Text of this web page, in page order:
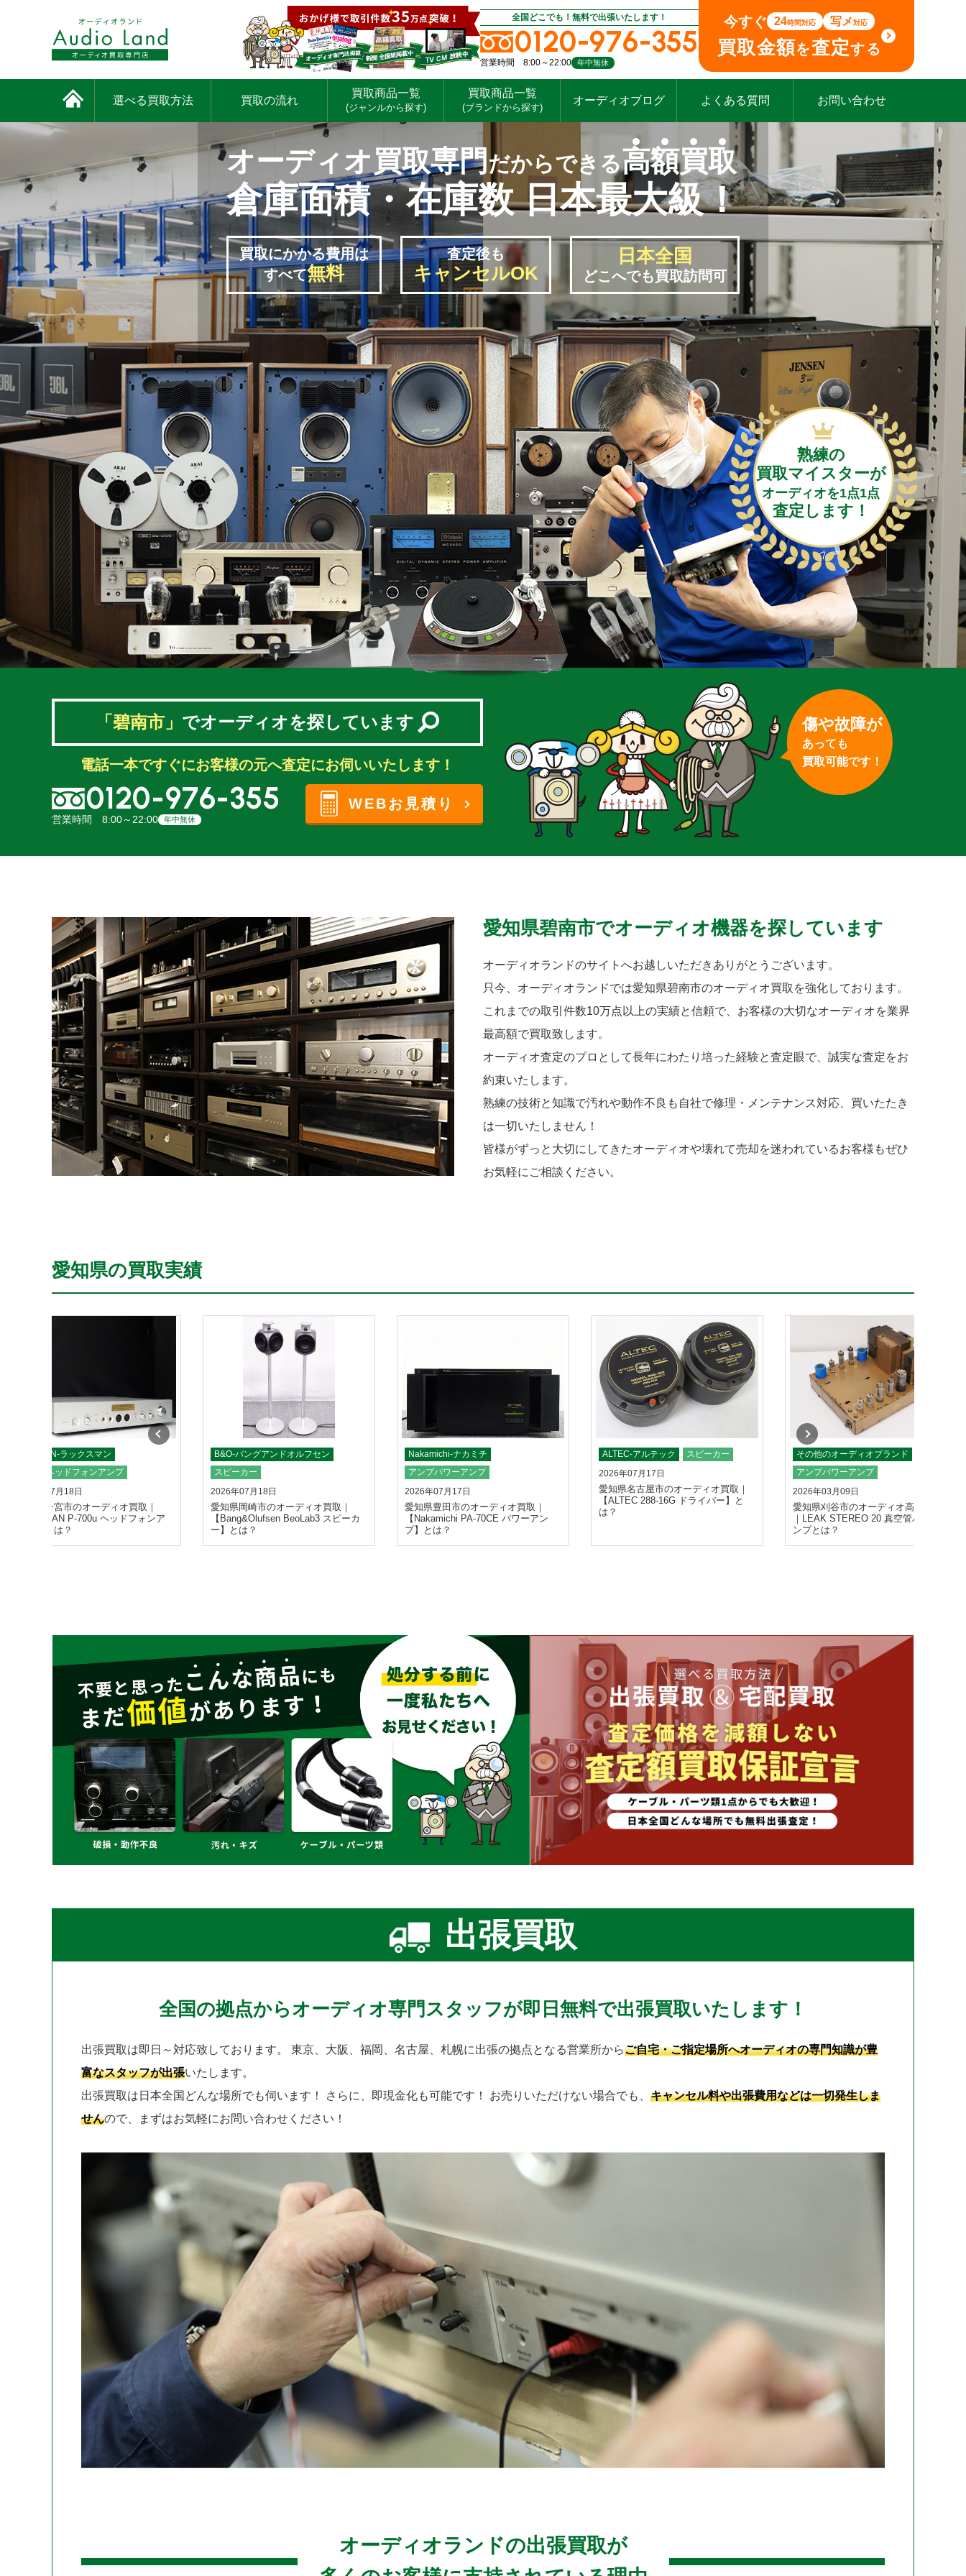
全国どこでも！無料で出張いたします！
0120-976-355
営業時間 8:00～22:00 年中無休
今すぐ 24時間対応 写メ対応
買取金額を査定する
選べる買取方法 買取の流れ
買取商品一覧
(ジャンルから探す)
買取商品一覧
(ブランドから探す)
オーディオブログ よくある質問 お問い合わせ
オーディオ買取専門 だからできる高額買取
倉庫面積・在庫数 日本最大級！
買取にかかる費用は
すべて無料
査定後も
キャンセルOK
日本全国
どこへでも買取訪問可
熟練の
買取マイスターが
オーディオを1点1点
査定します！
「碧南市」 でオーディオを探しています
電話一本ですぐにお客様の元へ査定にお伺いいたします！
0120-976-355
営業時間 8:00～22:00 年中無休
WEBお見積り
傷や故障が
あっても
買取可能です！
愛知県碧南市でオーディオ機器を探しています
オーディオランドのサイトへお越しいただきありがとうございます。
只今、オーディオランドでは愛知県碧南市のオーディオ買取を強化しております。
これまでの取引件数10万点以上の実績と信頼で、お客様の大切なオーディオを業界
最高額で買取致します。
オーディオ査定のプロとして長年にわたり培った経験と査定眼で、誠実な査定をお
約束いたします。
熟練の技術と知識で汚れや動作不良も自社で修理・メンテナンス対応、買いたたき
は一切いたしません！
皆様がずっと大切にしてきたオーディオや壊れて売却を迷われているお客様もぜひ
お気軽にご相談ください。
愛知県の買取実績
LUXMAN-ラックスマン
アンプヘッドフォンアンプ
2026年07月18日
愛知県一宮市のオーディオ買取｜
【LUXMAN P-700u ヘッドフォンア
ンプ】とは？
B&O-バングアンドオルフセン
スピーカー
2026年07月18日
愛知県岡崎市のオーディオ買取｜
【Bang&Olufsen BeoLab3 スピーカ
ー】とは？
Nakamichi-ナカミチ
アンプパワーアンプ
2026年07月17日
愛知県豊田市のオーディオ買取｜
【Nakamichi PA-70CE パワーアン
プ】とは？
ALTEC-アルテック
スピーカー
2026年07月17日
愛知県名古屋市のオーディオ買取｜
【ALTEC 288-16G ドライバー】と
は？
その他のオーディオブランド
アンプパワーアンプ
2026年03月09日
愛知県刈谷市のオーディオ高額買取
｜LEAK STEREO 20 真空管パワーア
ンプとは？
出張買取
全国の拠点からオーディオ専門スタッフが即日無料で出張買取いたします！
出張買取は即日～対応致しております。 東京、大阪、福岡、名古屋、札幌に出張の拠点となる営業所からご自宅・ご指定場所へオーディオの専門知識が豊
富なスタッフが出張いたします。
出張買取は日本全国どんな場所でも伺います！
さらに、即現金化も可能です！ お売りいただけない場合でも、 キャンセル料や出張費用などは一切発生しま
せんので、まずはお気軽にお問い合わせください！
オーディオランドの出張買取が